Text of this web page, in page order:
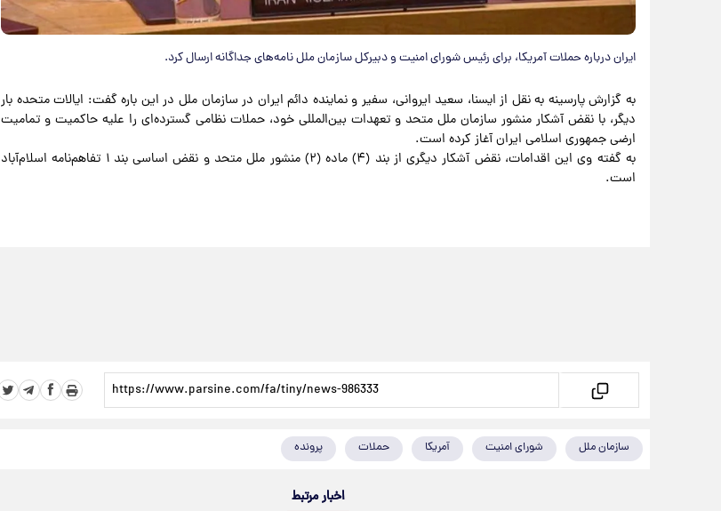
ایران درباره حملات آمریکا، برای رئیس شورای امنیت و دبیرکل سازمان ملل نامه‌های جداگانه ارسال کرد.
به گزارش پارسینه به نقل از ایسنا، سعید ایروانی، سفیر و نماینده دائم ایران در سازمان ملل در این باره گفت: ایالات متحده بار
دیگر، با نقض آشکار منشور سازمان ملل متحد و تعهدات بین‌المللی خود، حملات نظامی گسترده‌ای را علیه حاکمیت و تمامیت
ارضی جمهوری اسلامی ایران آغاز کرده است.
به گفته وی این اقدامات، نقض آشکار دیگری از بند (۴) ماده (۲) منشور ملل متحد و نقض اساسی بند ۱ تفاهم‌نامه اسلام‌آباد
است.
سازمان ملل شورای امنیت آمریکا حملات پرونده
اخبار مرتبط